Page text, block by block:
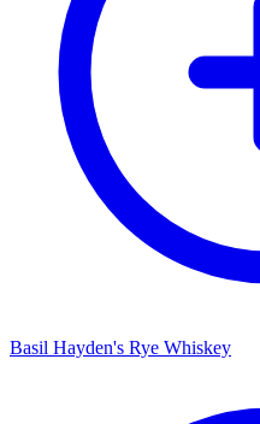
Basil Hayden's Rye Whiskey